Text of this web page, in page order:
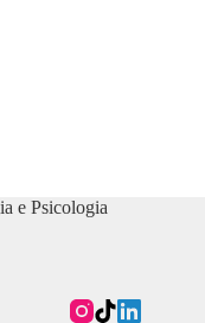
e Psicologia